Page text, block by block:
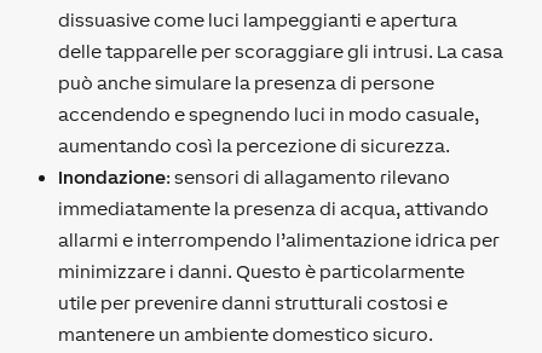
dissuasive come luci lampeggianti e apertura
delle tapparelle per scoraggiare gli intrusi. La casa
può anche simulare la presenza di persone
accendendo e spegnendo luci in modo casuale,
aumentando così la percezione di sicurezza.
Inondazione: sensori di allagamento rilevano
immediatamente la presenza di acqua, attivando
allarmi e interrompendo l’alimentazione idrica per
minimizzare i danni. Questo è particolarmente
utile per prevenire danni strutturali costosi e
mantenere un ambiente domestico sicuro.